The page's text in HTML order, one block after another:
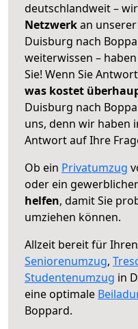
deutschlandweit –
Netzwerkan
Duisburg nach
weiterwissen –
Sie! Wenn Sie
was kostet
Duisburg nach
uns, denn wir haben
Antwort auf Ihre
Ob ein Privatumzug
oder ein
helfen, damit Sie
umziehen können.
Allzeit bereit für Ihren
Seniorenumzug,
Studentenumzug in
eine optimale
Boppard.